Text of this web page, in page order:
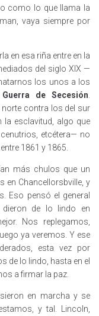
como lo que llama la
vaya siempre por
en esa riña entre en la
del siglo XIX —
los unos a los
Guerra de Secesión
contra los del sur
la esclavitud, algo que
etcétera— no
1861 y 1865.
más chulos que un
en Chancellorsbville, y
Eso pensó el general
dieron de lo lindo en
Nos replegamos,
ya veremos. Y ese
esta vez por
de lo lindo, hasta en el
a firmar la paz.
en marcha y se
y tal. Lincoln,